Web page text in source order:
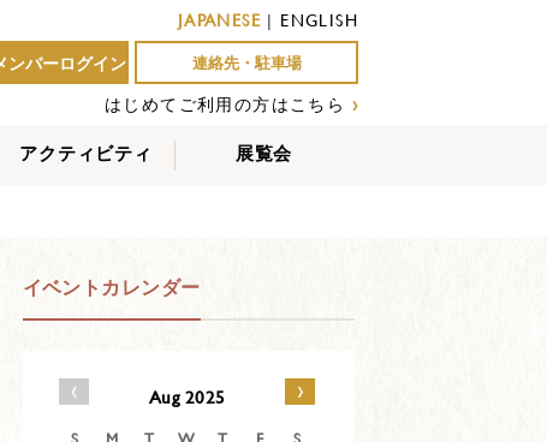
JAPANESE| ENGLISH
ンバーログイン
連絡先・駐車場
はじめてご利用の方はこちら ›
アクティビティ 展覧会
イベントカレンダー
‹ Aug 2025 ›